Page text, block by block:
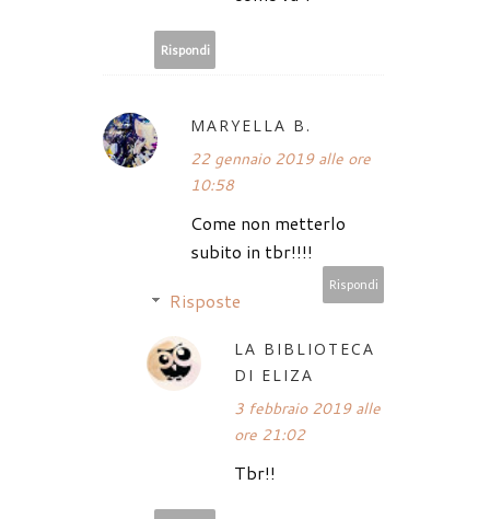
Rispondi
MARYELLA B.
22 gennaio 2019 alle ore
10:58
Come non metterlo
subito in tbr!!!!
Rispondi
Risposte
LA BIBLIOTECA
DI ELIZA
3 febbraio 2019 alle
ore 21:02
Tbr!!